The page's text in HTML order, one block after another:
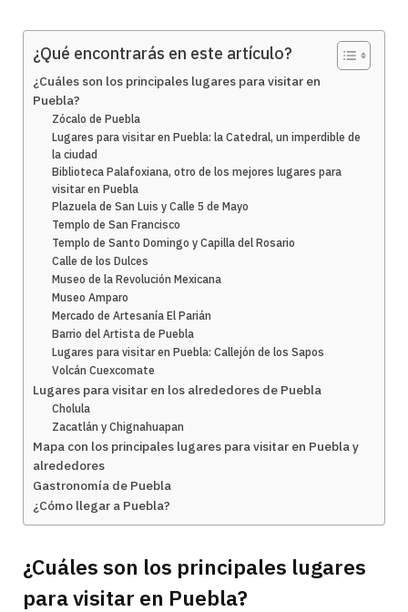
¿Qué encontrarás en este artículo?
¿Cuáles son los principales lugares para visitar en
Puebla?
Zócalo de Puebla
Lugares para visitar en Puebla: la Catedral, un imperdible de
la ciudad
Biblioteca Palafoxiana, otro de los mejores lugares para
visitar en Puebla
Plazuela de San Luis y Calle 5 de Mayo
Templo de San Francisco
Templo de Santo Domingo y Capilla del Rosario
Calle de los Dulces
Museo de la Revolución Mexicana
Museo Amparo
Mercado de Artesanía El Parián
Barrio del Artista de Puebla
Lugares para visitar en Puebla: Callejón de los Sapos
Volcán Cuexcomate
Lugares para visitar en los alrededores de Puebla
Cholula
Zacatlán y Chignahuapan
Mapa con los principales lugares para visitar en Puebla y
alrededores
Gastronomía de Puebla
¿Cómo llegar a Puebla?
¿Cuáles son los principales lugares
para visitar en Puebla?